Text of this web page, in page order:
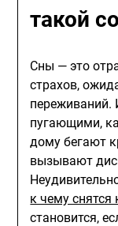
такой
Сны — это
страхов,
пугающими,
дому бегают
вызывают
к чему
становится,